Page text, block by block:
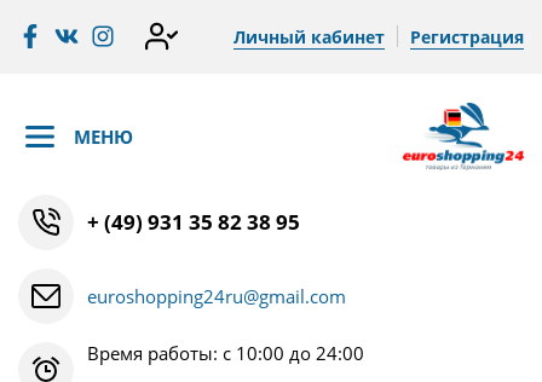
Личный кабинет Регистрация
МЕНЮ
+ (49) 931 35 82 38 95
euroshopping24ru@gmail.com
Время работы: с 10:00 до 24:00